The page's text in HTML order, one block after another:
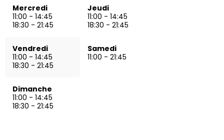
Mercredi
11:00 - 14:45
18:30 - 21:45
Jeudi
11:00 - 14:45
18:30 - 21:45
Vendredi
11:00 - 14:45
18:30 - 21:45
Samedi
11:00 - 21:45
Dimanche
11:00 - 14:45
18:30 - 21:45